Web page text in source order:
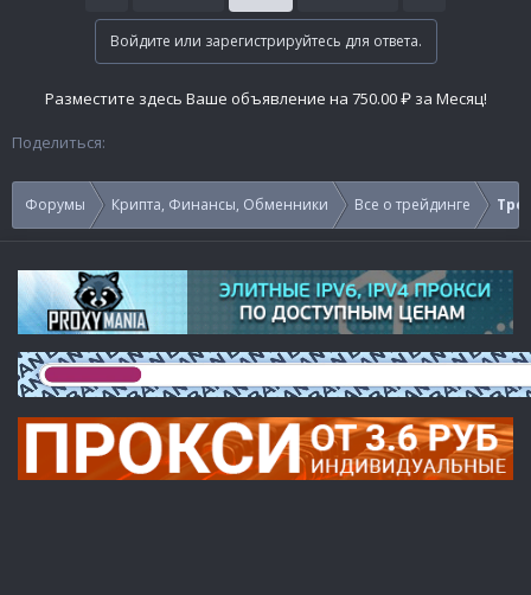
Войдите или зарегистрируйтесь для ответа.
Разместите здесь Ваше объявление на 750.00 ₽ за Месяц!
Поделиться:
Форумы Крипта, Финансы, Обменники Все о трейдинге